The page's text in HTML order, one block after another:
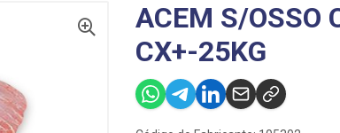
ACEM S/OSSO
CX+-25KG